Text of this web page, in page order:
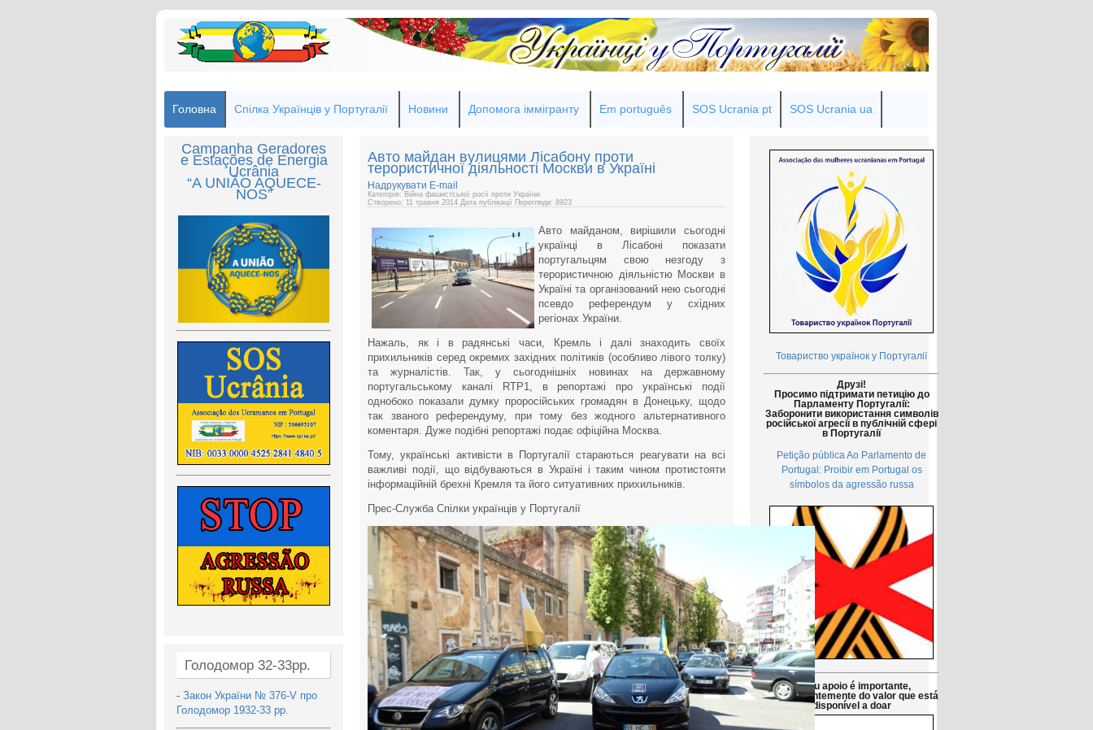
Головна Спілка Українців у Португалії Новини Допомога іммігранту Em português SOS Ucrania pt SOS Ucrania ua
Campanha Geradores
e Estações de Energia
Ucrânia
“A UNIÃO AQUECE-
NOS”
Голодомор 32-33рр.
- Закон України № 376-V про
Голодомор 1932-33 рр.
Авто майдан вулицями Лісабону проти
терористичної діяльності Москви в Україні
Надрукувати E-mail
Категорія: Війна фашистської росії проти України
Створено: 11 травня 2014 Дата публікації Перегляди: 8923
Авто майданом, вирішили сьогодні
українці в Лісабоні показати
португальцям свою незгоду з
терористичною діяльністю Москви в
Україні та організований нею сьогодні
псевдо референдум у східних
регіонах України.
Нажаль, як і в радянські часи, Кремль і далі знаходить своїх
прихильників серед окремих західних політиків (особливо лівого толку)
та журналістів. Так, у сьогоднішніх новинах на державному
португальському каналі RTP1, в репортажі про українські події
однобоко показали думку проросійських громадян в Донецьку, щодо
так званого референдуму, при тому без жодного альтернативного
коментаря. Дуже подібні репортажі подає офіційна Москва.
Тому, українські активісти в Португалії стараються реагувати на всі
важливі події, що відбуваються в Україні і таким чином протистояти
інформаційній брехні Кремля та його ситуативних прихильників.
Прес-Служба Спілки українців у Португалії
Товариство українок у Португалії
Друзі!
Просимо підтримати петицію до
Парламенту Португалії:
Заборонити використання символів
російської агресії в публічній сфері
в Португалії
Petição pública Ao Parlamento de
Portugal: Proibir em Portugal os
símbolos da agressão russa
O seu apoio é importante,
independentemente do valor que está
disponível a doar